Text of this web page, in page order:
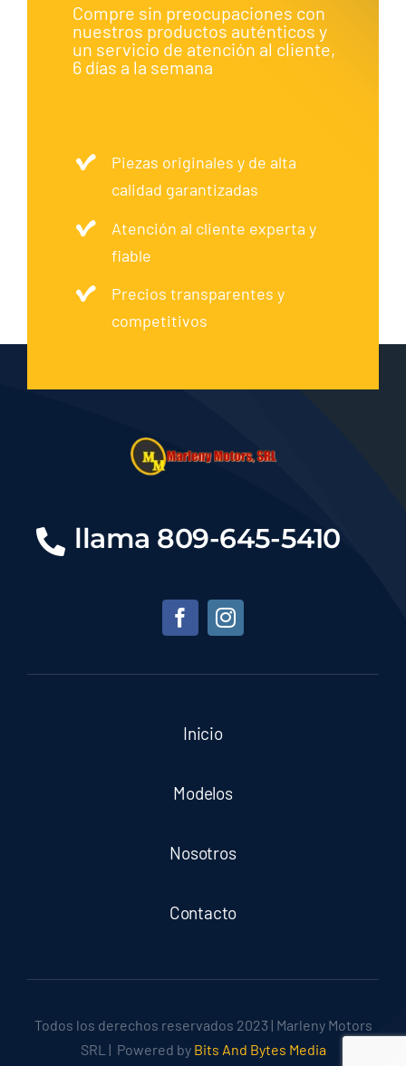
Compre sin preocupaciones con
nuestros productos auténticos y
un servicio de atención al cliente,
6 días a la semana
Piezas originales y de alta
calidad garantizadas
Atención al cliente experta y
fiable
Precios transparentes y
competitivos
llama 809-645-5410
Inicio
Modelos
Nosotros
Contacto
Todos los derechos reservados 2023 | Marleny Motors
SRL | Powered by Bits And Bytes Media